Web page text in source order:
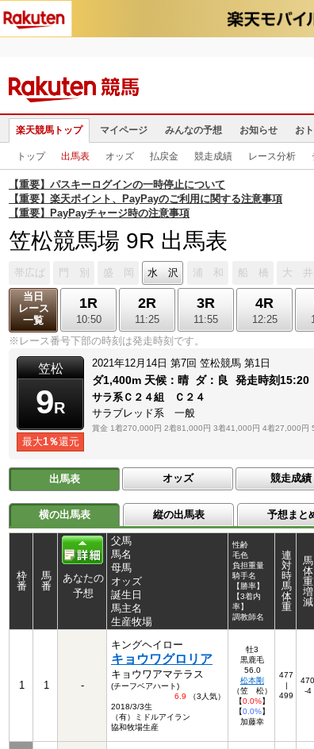
楽天競馬トップ マイページ みんなの予想 お知らせ お
トップ 出馬表 オッズ 払戻金 競走成績 レース分析
【重要】パスキーログインの一時停止について
【重要】楽天ポイント、PayPayのご利用に関する注意事項
【重要】PayPayチャージ時の注意事項
笠松競馬場 9R 出馬表
帯広ば 門 別 盛 岡 水 沢 浦 和 船 橋 大 井
当日
レース
一覧
1R
10:50
2R
11:25
3R
11:55
4R
12:25
※レース番号下部の時刻は発走時刻です。
笠松
9R
最大1％還元
2021年12月14日 第7回 笠松競馬 第1日
ダ1,400m 天候： 晴 ダ： 良 発走時刻15:20
サラ系Ｃ２４組 Ｃ２４
サラブレッド系 一般
賞金 1着270,000円 2着81,000円 3着41,000円 4着27,000円
出馬表 オッズ 競走成績
横の出馬表 縦の出馬表 予想まと
枠
番
馬
番
あなたの
予想
父馬
馬名
母馬
オッズ
誕生日
馬主名
生産牧場
性齢
毛色
負担重量
騎手名
【勝率】
【3着内
率】
調教師名
連
対
時
馬
体
重
馬
体
重
増
減
1 1 -
キングヘイロー
キョウワグロリア
キョウワアマテラス
(チーフベアハート)
6.9 （3人気）
2018/3/3生
（有）ミドルアイラン
協和牧場生産
牡3
黒鹿毛
56.0
松本剛
（笠 松）
【0.0%】
【0.0%】
加藤幸
477
|
499
470
-4